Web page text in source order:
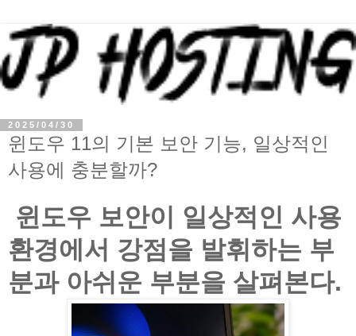
2025/04/30
윈도우 11의 기본 보안 기능, 일상적인
사용에 충분할까?
윈도우 보안이 일상적인 사용
환경에서 강점을 발휘하는 부
분과 아쉬운 부분을 살펴본다.